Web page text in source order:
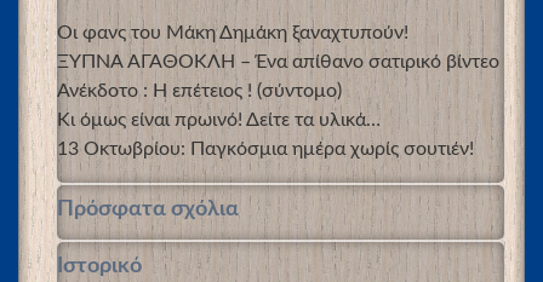
Οι φανς του Μάκη Δημάκη ξαναχτυπούν!
ΞΥΠΝΑ ΑΓΑΘΟΚΛΗ – Ένα απίθανο σατιρικό βίντεο
Ανέκδοτο : Η επέτειος ! (σύντομο)
Κι όμως είναι πρωινό! Δείτε τα υλικά…
13 Οκτωβρίου: Παγκόσμια ημέρα χωρίς σουτιέν!
Πρόσφατα σχόλια
Ιστορικό